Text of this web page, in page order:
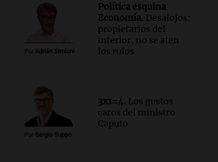
Episodios
Audio.
Chile planteó mejorar la
conectividad fronteriza, aérea y digital
con Jujuy
Panorama Federal
qué crece el consumo de alimentos con
proteínas
Una mañana para todos
Episodios
Audio.Investigan un asalto millonario a
Por Adrián Simioni
Política esquina
Economía. Desalojos:
propietarios del
interior, no se aten
los rulos
Por Sergio Suppo
3x1=4. Los gustos
caros del ministro
Caputo